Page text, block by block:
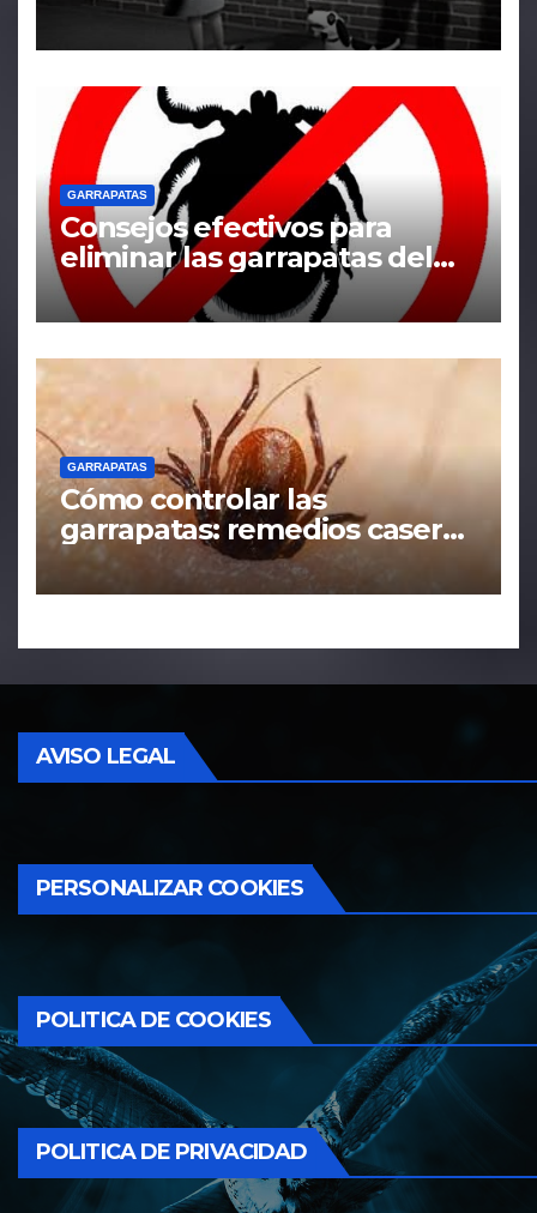
tratamiento
GARRAPATAS
Consejos efectivos para
eliminar las garrapatas del
hogar
GARRAPATAS
Cómo controlar las
garrapatas: remedios caseros
y tácticas efectivas
AVISO LEGAL
PERSONALIZAR COOKIES
POLITICA DE COOKIES
POLITICA DE PRIVACIDAD